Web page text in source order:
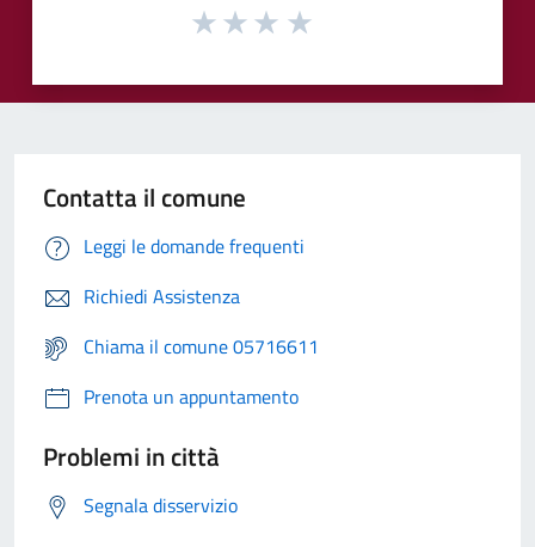
Contatta il comune
Leggi le domande frequenti
Richiedi Assistenza
Chiama il comune 05716611
Prenota un appuntamento
Problemi in città
Segnala disservizio